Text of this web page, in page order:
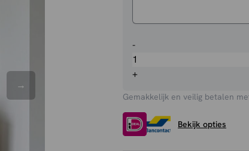
-TV-
meubel
Lotte
+
Gemakkelijk en veilig betalen
Bekijk opties